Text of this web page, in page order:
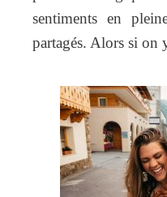
sentiments en
partagés. Alors si